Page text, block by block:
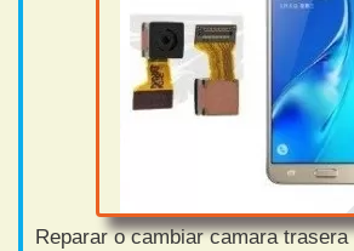
Reparar o cambiar camara